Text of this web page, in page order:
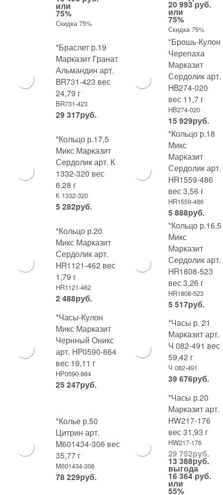
или
75%
Скидка 75%
20 993 руб.
или
75%
Скидка 75%
*Браслет р.19
Марказит Гранат
Альмандин арт.
BR731-423 вес
24,79 г
BR731-423
29 317руб.
*Брошь-Кулон
Черепаха
Марказит
Сердолик арт.
HB274-020
вес 11,7 г
HB274-020
15 929руб.
*Кольцо р.17,5
Микс Марказит
Сердолик арт. К
1332-320 вес
6,28 г
К 1332-320
5 282руб.
*Кольцо р.18
Микс
Марказит
Сердолик арт.
HR1559-486
вес 3,56 г
HR1559-486
5 888руб.
*Кольцо р.20
Микс Марказит
Сердолик арт.
HR1121-462 вес
1,79 г
HR1121-462
2 488руб.
*Кольцо р.16,5
Микс
Марказит
Сердолик арт.
HR1808-523
вес 3,26 г
HR1808-523
5 517руб.
*Часы-Кулон
Микс Марказит
Чернный Оникс
арт. HP0590-864
вес 19,11 г
HP0590-864
25 247руб.
*Часы р. 21
Марказит арт.
Ч 082-491 вес
59,42 г
Ч 082-491
39 676руб.
*Колье р.50
Цитрин арт.
M601434-306 вес
35,77 г
M601434-306
78 229руб.
*Часы р.20
Марказит арт.
HW217-176
вес 31,93 г
HW217-176
29 752руб.
13 388руб.
выгода
16 364 руб.
или
55%